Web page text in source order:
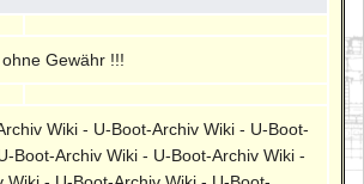
Gewähr !!!
Wiki - U-Boot-Archiv Wiki - U-Boot-
Boot-Archiv Wiki - U-Boot-Archiv Wiki -